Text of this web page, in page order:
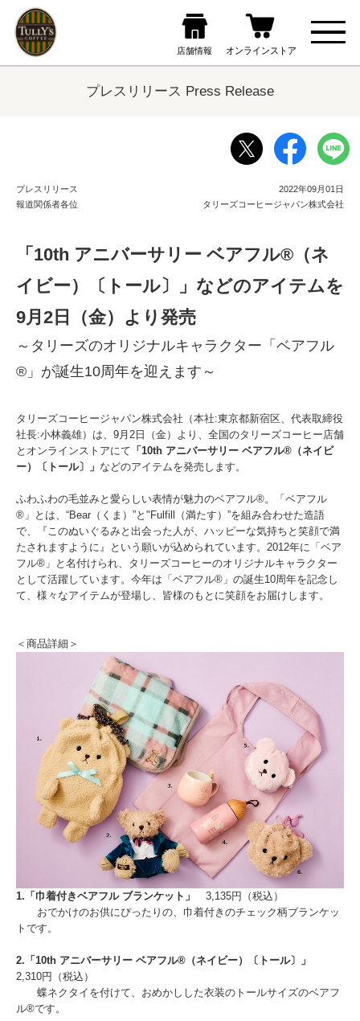
プレスリリース Press Release
プレスリリース
報道関係者各位
2022年09月01日
タリーズコーヒージャパン株式会社
「10th アニバーサリー ベアフル®（ネ
イビー）〔トール〕」などのアイテムを
9月2日（金）より発売
～タリーズのオリジナルキャラクター「ベアフル
®」が誕生10周年を迎えます～
タリーズコーヒージャパン株式会社（本社:東京都新宿区、代表取締役
社長:小林義雄）は、9月2日（金）より、全国のタリーズコーヒー店舗
とオンラインストアにて 「10th アニバーサリー ベアフル®（ネイビ
ー）〔トール〕」 などのアイテムを発売します。
ふわふわの毛並みと愛らしい表情が魅力のベアフル®。「ベアフル
®」とは、“Bear（くま）”と"Fulfill（満たす）”を組み合わせた造語
で、『このぬいぐるみと出会った人が、ハッピーな気持ちと笑顔で満
たされますように』という願いが込められています。2012年に「ベア
フル®」と名付けられ、タリーズコーヒーのオリジナルキャラクター
として活躍しています。今年は「ベアフル®」の誕生10周年を記念し
て、様々なアイテムが登場し、皆様のもとに笑顔をお届けします。
＜商品詳細＞
1.「巾着付きベアフル ブランケット」
3,135円（税込）
おでかけのお供にぴったりの、巾着付きのチェック柄ブランケッ
トです。
2.「10th アニバーサリー ベアフル®（ネイビー）〔トール〕」
2,310円（税込）
蝶ネクタイを付けて、おめかしした衣装のトールサイズのベアフ
ル®です。